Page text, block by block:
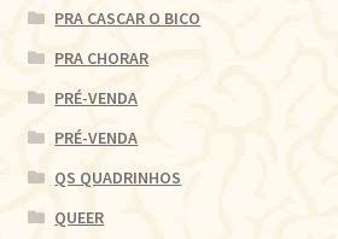
PRA CASCAR O BICO
PRA CHORAR
PRÉ-VENDA
PRÉ-VENDA
QS QUADRINHOS
QUEER